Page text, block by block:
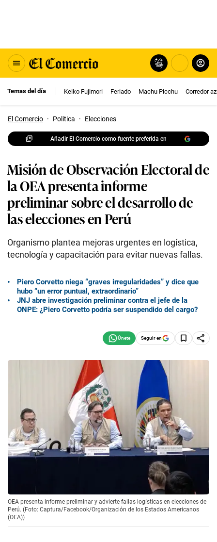
Temas del día Keiko Fujimori Feriado Machu Picchu Corredor
El Comercio · Politica · Elecciones
Añadir El Comercio como fuente preferida en
Misión de Observación Electoral de
la OEA presenta informe
preliminar sobre el desarrollo de
las elecciones en Perú
Organismo plantea mejoras urgentes en logística,
tecnología y capacitación para evitar nuevas fallas.
Piero Corvetto niega “graves irregularidades” y dice que
hubo “un error puntual, extraordinario”
JNJ abre investigación preliminar contra el jefe de la
ONPE: ¿Piero Corvetto podría ser suspendido del cargo?
Seguir en
OEA presenta informe preliminar y advierte fallas logísticas en elecciones de
Perú. (Foto: Captura/Facebook/Organización de los Estados Americanos
(OEA))